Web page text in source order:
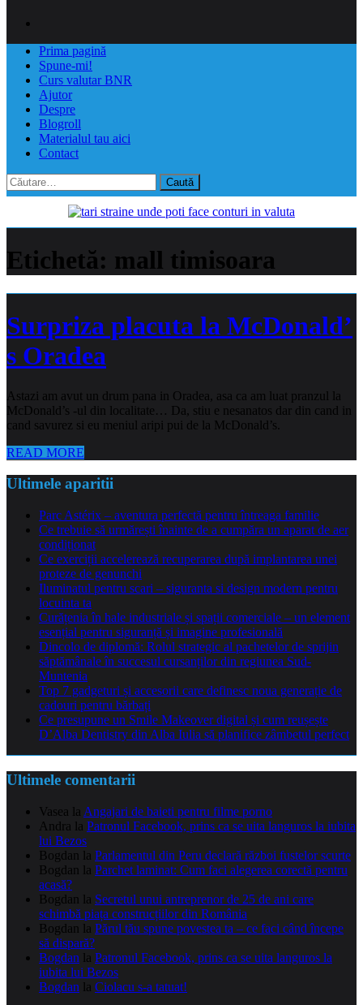
Prima pagină
Spune-mi!
Curs valutar BNR
Ajutor
Despre
Blogroll
Materialul tau aici
Contact
Caută
după:
Etichetă: mall timisoara
Surpriza placuta la McDonald’
s Oradea
Astazi am avut un drum pana in Oradea, asa ca am luat pranzul la
McDonald’s -ul din localitate… Da, stiu e nesanatos dar din cand in
cand savurez si eu meniul aripi pui de la McDonald’s.
READ MORE
Ultimele aparitii
Parc Astérix – aventura perfectă pentru întreaga familie
Ce trebuie să urmărești înainte de a cumpăra un aparat de aer
condiționat
Ce exerciții accelerează recuperarea după implantarea unei
proteze de genunchi
Iluminatul pentru scari – siguranta si design modern pentru
locuinta ta
Curățenia în hale industriale și spații comerciale – un element
esențial pentru siguranță și imagine profesională
Dincolo de diplomă: Rolul strategic al pachetelor de sprijin
săptămânale în succesul cursanților din regiunea Sud-
Muntenia
Top 7 gadgeturi și accesorii care definesc noua generație de
cadouri pentru bărbați
Ce presupune un Smile Makeover digital și cum reușește
D’Alba Dentistry din Alba Iulia să planifice zâmbetul perfect
Ultimele comentarii
Vasea la Angajari de baieti pentru filme porno
Andra la Patronul Facebook, prins ca se uita languros la iubita
lui Bezos
Bogdan la Parlamentul din Peru declară război fustelor scurte
Bogdan la Parchet laminat: Cum faci alegerea corectă pentru
acasă?
Bogdan la Secretul unui antreprenor de 25 de ani care
schimbă piața construcțiilor din România
Bogdan la Părul tău spune povestea ta – ce faci când începe
să dispară?
Bogdan la Patronul Facebook, prins ca se uita languros la
iubita lui Bezos
Bogdan la Ciolacu s-a tatuat!